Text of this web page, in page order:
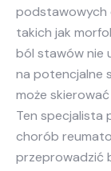
podstawowych
takich jak
ból stawów nie
na potencjalne
może
Ten specjalista
chorób
przeprowadzić